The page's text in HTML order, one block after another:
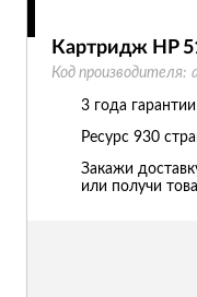
Картридж HP
Код производителя:
3 года гарантии
Ресурс 930
Закажи
или получи